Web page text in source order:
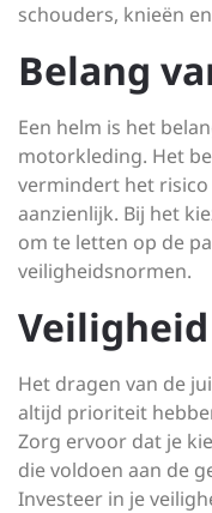
schouders, knieën
Belang
Een helm is het
motorkleding. Het
vermindert het
aanzienlijk. Bij het
om te letten op de
veiligheidsnormen.
Het dragen van de
altijd prioriteit
Zorg ervoor dat je
die voldoen aan de
Investeer in je